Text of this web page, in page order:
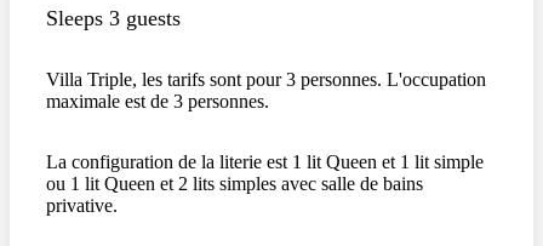
Sleeps 3 guests
Villa Triple, les tarifs sont pour 3 personnes. L'occupation
maximale est de 3 personnes.
La configuration de la literie est 1 lit Queen et 1 lit simple
ou 1 lit Queen et 2 lits simples avec salle de bains
privative.